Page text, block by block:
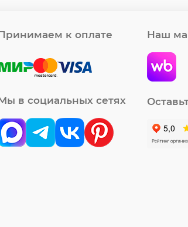
к оплате
в социальных сетях
Наш